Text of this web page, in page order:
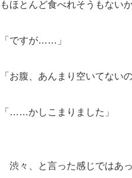
もほとんど食べれそうもない
「ですが……」
「お腹、あんまり空いてない
「……かしこまりました」
渋々、と言った感じではあ